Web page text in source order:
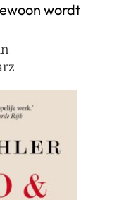
wordt